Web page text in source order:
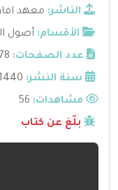
الناشر: معهد
الأقسام: أصول
عدد الصفحات:
سنة النشر: 1440
مشاهدات:
بلّغ عن كتاب